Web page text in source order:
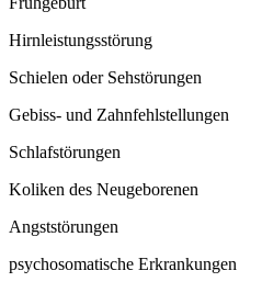
Hirnleistungsstörung
Schielen oder Sehstörungen
Gebiss- und Zahnfehlstellungen
Schlafstörungen
Koliken des Neugeborenen
Angststörungen
psychosomatische Erkrankungen